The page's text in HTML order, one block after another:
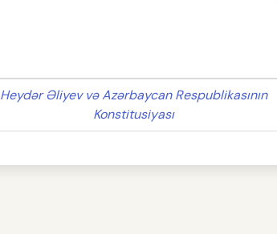
Heydər Əliyev və Azərbaycan Respublikasının
Konstitusiyası